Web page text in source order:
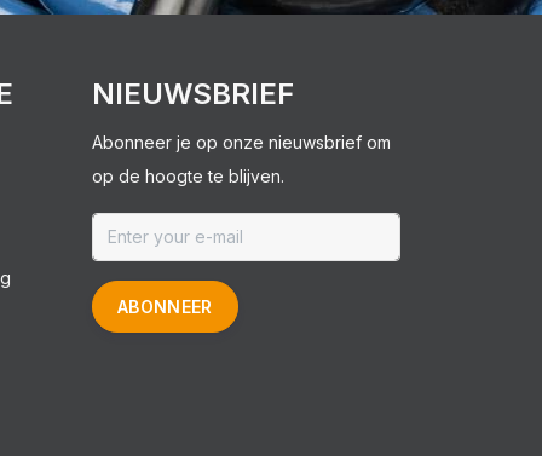
NIEUWSBRIEF
Abonneer je op onze nieuwsbrief om
op de hoogte te blijven.
ABONNEER